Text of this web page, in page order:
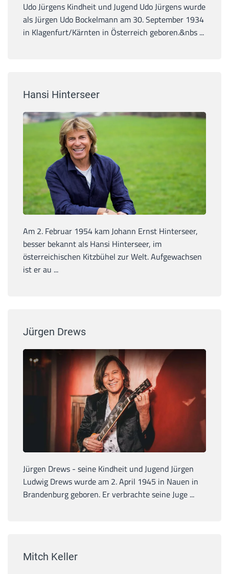
Udo Jürgens Kindheit und Jugend Udo Jürgens wurde
als Jürgen Udo Bockelmann am 30. September 1934
in Klagenfurt/Kärnten in Österreich geboren.&nbs ...
Hansi Hinterseer
Am 2. Februar 1954 kam Johann Ernst Hinterseer,
besser bekannt als Hansi Hinterseer, im
österreichischen Kitzbühel zur Welt. Aufgewachsen
ist er au ...
Jürgen Drews
Jürgen Drews - seine Kindheit und Jugend Jürgen
Ludwig Drews wurde am 2. April 1945 in Nauen in
Brandenburg geboren. Er verbrachte seine Juge ...
Mitch Keller